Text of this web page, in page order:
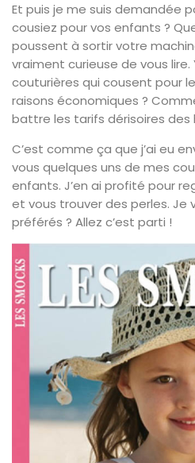
Et puis je me suis demandée
cousiez pour vos enfants ?
poussent à sortir votre
vraiment curieuse de vous
couturières qui cousent pour
raisons économiques ?
battre les tarifs dérisoires des
C’est comme ça que j’ai eu
vous quelques uns de mes
enfants. J’en ai profité pour
et vous trouver des perles. Je
préférés ? Allez c’est parti !